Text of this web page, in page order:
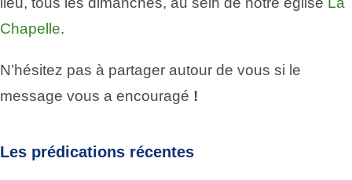
Chapelle.
N’hésitez pas à partager autour de vous si le
message vous a encouragé !
Les prédications récentes